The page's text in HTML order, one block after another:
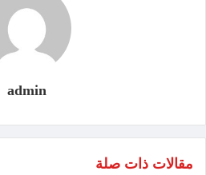
admin
مقالات ذات صلة